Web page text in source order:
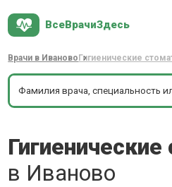
ВсеВрачиЗдесь
Врачи в Иваново Гигиенические
в Иваново